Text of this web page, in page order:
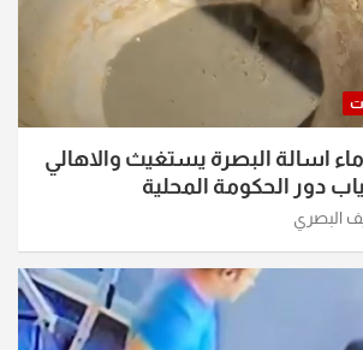
ماء اسالة البصرة يستغيث والاهالي
دور الحكومة المحلية
البصري